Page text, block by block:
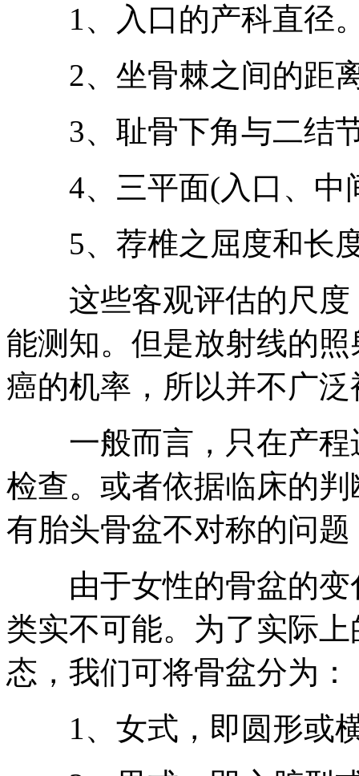
1、入口的产科直径
2、坐骨棘之间的距
3、耻骨下角与二结
4、三平面(入口、中
5、荐椎之屈度和长
这些客观评估的尺度
能测知。但是放射线的
癌的机率，所以并不广
一般而言，只在产程
检查。或者依据临床的
有胎头骨盆不对称的问
由于女性的骨盆的变
类实不可能。为了实际
态，我们可将骨盆分为：
1、女式，即圆形或